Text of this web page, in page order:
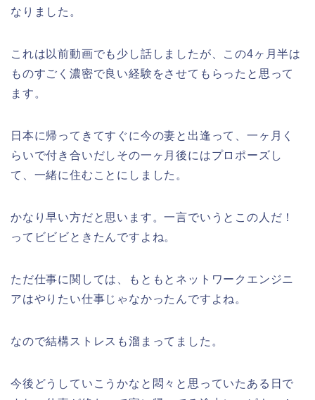
なりました。
これは以前動画でも少し話しましたが、この4ヶ月半は
ものすごく濃密で良い経験をさせてもらったと思って
ます。
日本に帰ってきてすぐに今の妻と出逢って、一ヶ月く
らいで付き合いだしその一ヶ月後にはプロポーズし
て、一緒に住むことにしました。
かなり早い方だと思います。一言でいうとこの人だ！
ってビビビときたんですよね。
ただ仕事に関しては、もともとネットワークエンジニ
アはやりたい仕事じゃなかったんですよね。
なので結構ストレスも溜まってました。
今後どうしていこうかなと悶々と思っていたある日で